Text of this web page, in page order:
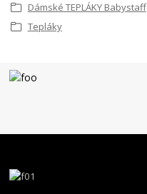
Dámské TEPLÁKY Babystaff
Tepláky